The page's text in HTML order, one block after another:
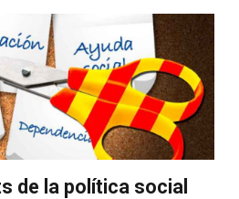
de la política social